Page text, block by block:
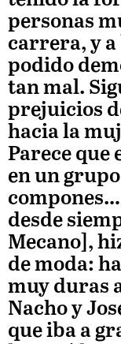
personas
carrera, y a
podido
tan mal.
prejuicios
hacia la
Parece que
en un
desde
Mecano],
de moda:
muy duras
Nacho y
que iba a